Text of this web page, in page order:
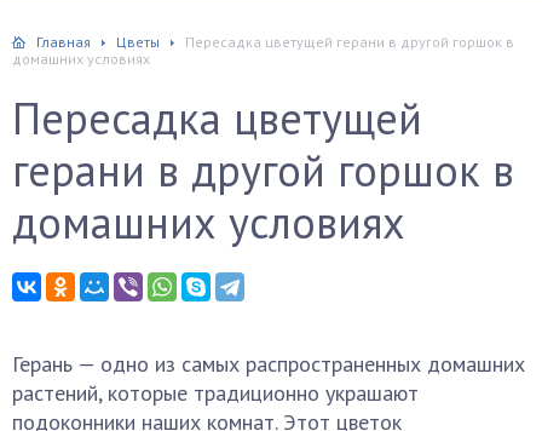
Главная Цветы
Пересадка цветущей герани в другой горшок в
домашних условиях
Пересадка цветущей
герани в другой горшок в
домашних условиях
Герань — одно из самых распространенных домашних
растений, которые традиционно украшают
подоконники наших комнат. Этот цветок